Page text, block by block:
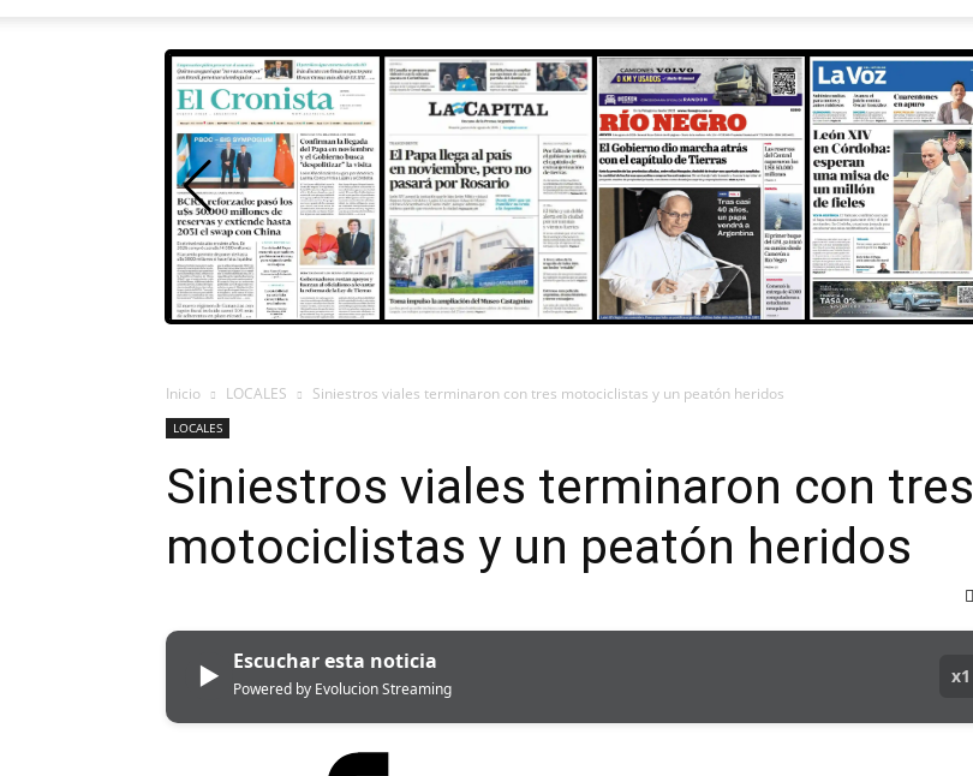
Inicio LOCALES Siniestros viales terminaron con tres motociclistas y un peatón heridos
LOCALES
Siniestros viales terminaron con tres
motociclistas y un peatón heridos
▶ Escuchar esta noticia
Powered by Evolucion Streaming
x1